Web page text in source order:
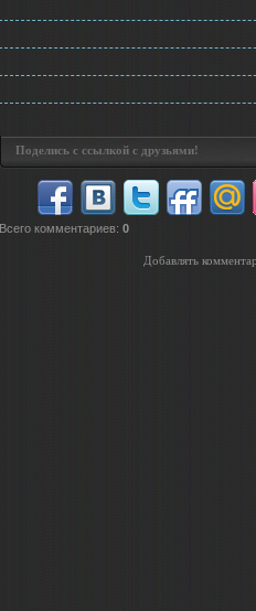
Поделись с ссылкой с друзьями!
Всего комментариев: 0
Добавлять